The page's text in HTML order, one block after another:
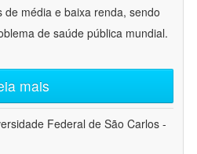
média e baixa renda, sendo
de saúde pública mundial.
mais
Federal de São Carlos -